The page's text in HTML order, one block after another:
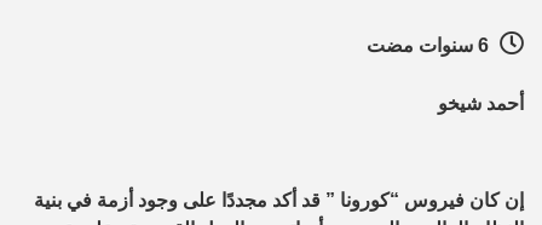
أحمد شيخو
إن كان فيروس “كورونا ” قد أكد مجددًا على وجود أزمة في بنية